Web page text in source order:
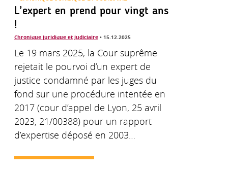
L’expert en prend pour vingt ans
!
Chronique juridique et judiciaire • 15.12.2025
Le 19 mars 2025, la Cour suprême
rejetait le pourvoi d’un expert de
justice condamné par les juges du
fond sur une procédure intentée en
2017 (cour d’appel de Lyon, 25 avril
2023, 21/00388) pour un rapport
d’expertise déposé en 2003…